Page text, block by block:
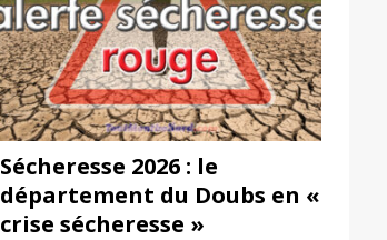
Sécheresse 2026 : le
département du Doubs en «
crise sécheresse »